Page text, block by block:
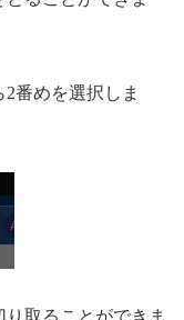
番めを選択しま
取ることができま